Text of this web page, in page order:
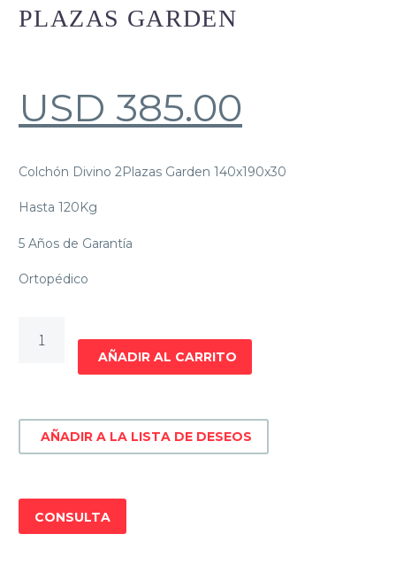
PLAZAS GARDEN
USD 385.00
Colchón Divino 2Plazas Garden 140x190x30
Hasta 120Kg
5 Años de Garantía
Ortopédico
Divino
garden
cantidad
AÑADIR AL CARRITO
AÑADIR A LA LISTA DE DESEOS
CONSULTA